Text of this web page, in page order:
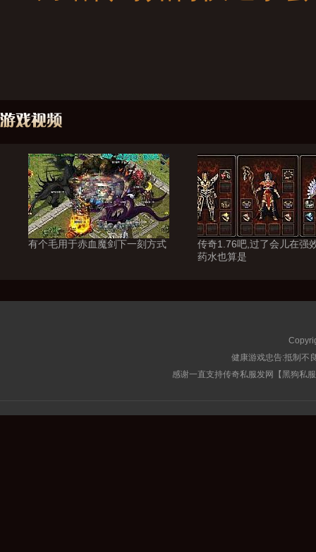
有个毛用于赤血魔剑下一刻方式
传奇1.76吧,过了会儿在强
药水也算是
健康游戏忠告:抵制不
感谢一直支持传奇私服发网【黑狗私